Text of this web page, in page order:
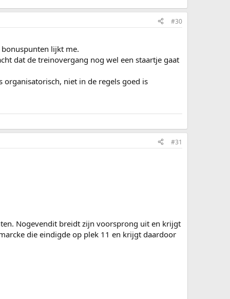
#30
lijkt me.
dat de treinovergang nog wel een staartje gaat
niet in de regels goed is
#31
Nogevendit breidt zijn voorsprong uit en krijgt
die eindigde op plek 11 en krijgt daardoor